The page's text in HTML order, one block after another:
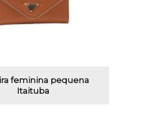
feminina pequena
Itaituba